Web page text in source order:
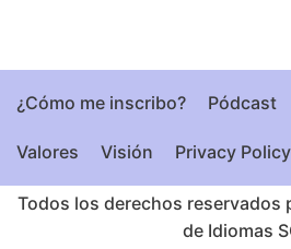
¿Cómo me inscribo? Pódcast
Valores Visión Privacy Policy
Todos los derechos reservados
de Idiomas